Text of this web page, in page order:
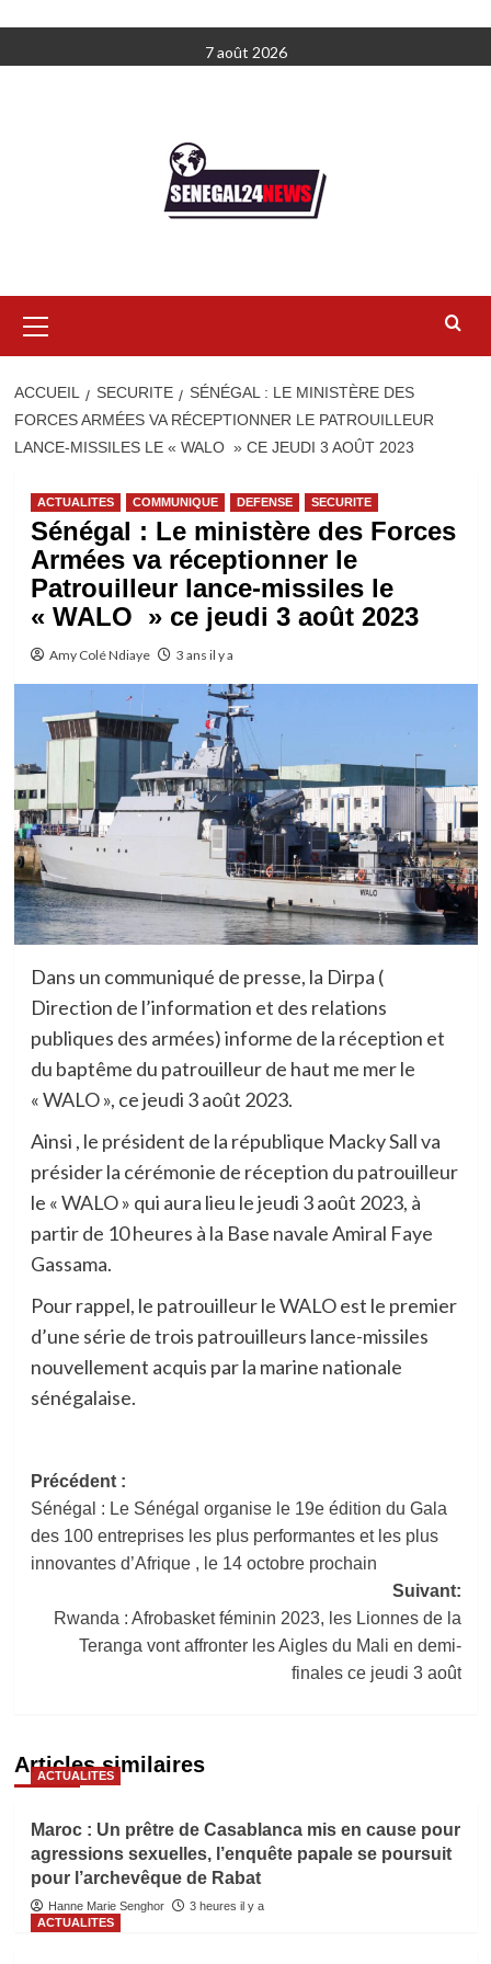
au
7 août 2026
principal
ACCUEIL SECURITE
SÉNÉGAL : LE MINISTÈRE DES
FORCES ARMÉES VA RÉCEPTIONNER LE PATROUILLEUR
LANCE-MISSILES LE « WALO » CE JEUDI 3 AOÛT 2023
ACTUALITES COMMUNIQUE DEFENSE SECURITE
Sénégal : Le ministère des Forces
Armées va réceptionner le
Patrouilleur lance-missiles le
« WALO » ce jeudi 3 août 2023
Amy Colé Ndiaye 3 ans il y a
Dans un communiqué de presse, la Dirpa (
Direction de l’information et des relations
publiques des armées) informe de la réception et
du baptême du patrouilleur de haut me mer le
« WALO », ce jeudi 3 août 2023.
Ainsi , le président de la république Macky Sall va
présider la cérémonie de réception du patrouilleur
le « WALO » qui aura lieu le jeudi 3 août 2023, à
partir de 10 heures à la Base navale Amiral Faye
Gassama.
Pour rappel, le patrouilleur le WALO est le premier
d’une série de trois patrouilleurs lance-missiles
nouvellement acquis par la marine nationale
sénégalaise.
Navigation
d’article
Précédent :
Sénégal : Le Sénégal organise le 19e édition du Gala
des 100 entreprises les plus performantes et les plus
innovantes d’Afrique , le 14 octobre prochain
Suivant:
Rwanda : Afrobasket féminin 2023, les Lionnes de la
Teranga vont affronter les Aigles du Mali en demi-
finales ce jeudi 3 août
Articles similaires
ACTUALITES
Maroc : Un prêtre de Casablanca mis en cause pour
agressions sexuelles, l’enquête papale se poursuit
pour l’archevêque de Rabat
Hanne Marie Senghor
3 heures il y a
ACTUALITES